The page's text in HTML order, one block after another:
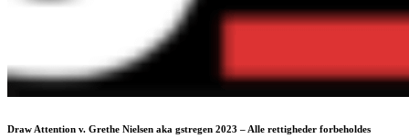
Draw Attention v. Grethe Nielsen aka gstregen 2023 – Alle rettigheder forbeholdes